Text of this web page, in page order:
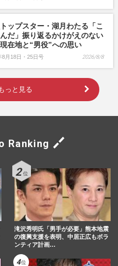
ップスター・湖月わたる「こ
だ」振り返るかけがえのない
在地と“男役”への思い
8月18日・25日号 2026/8/8
っと見る
Ranking
滝沢秀明氏「男手が必要」熊本地震
の復興支援を表明、中居正広もボラ
ンティア計画…